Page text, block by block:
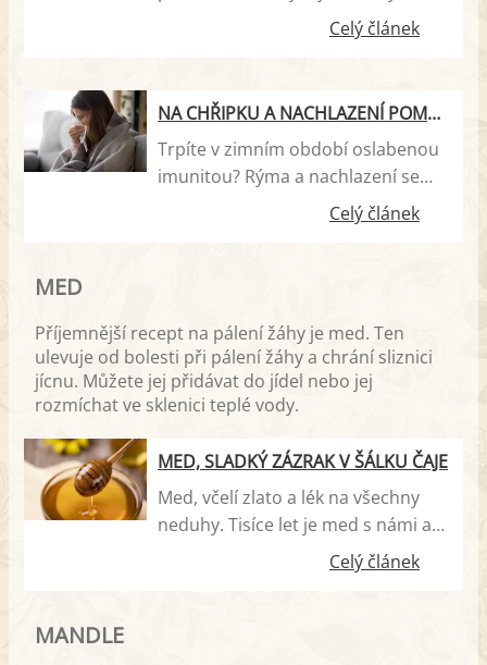
řadící se do čeledi amarylkovitých, a
podzim. Pochází ze střední Asie,
původní vlastí je Mongolsko a
Kirgizské stepi, odtud putoval do
Číny. Ve velkém se pěstoval také v
Egyptě, Řecku i Římě. Česnek se
Celý článek
NA CHŘIPKU A NACHLAZENÍ POMŮŽE ČAJ Z RÝMOVNÍKU, ČESNEK NEBO HLÍVA ÚSTŘIČNÁ
Trpíte v zimním období oslabenou
imunitou? Rýma a nachlazení se
vám většinou nevyhnou a vy k léčbě
užíváte farmaceutické produkty,
doma v originálním a na vitamíny
mnohem bohatším balení.
Celý článek
MED
Příjemnější recept na pálení žáhy je med. Ten
ulevuje od bolesti při pálení žáhy a chrání sliznici
jícnu. Můžete jej přidávat do jídel nebo jej
rozmíchat ve sklenici teplé vody.
MED, SLADKÝ ZÁZRAK V ŠÁLKU ČAJE
Med, včelí zlato a lék na všechny
neduhy. Tisíce let je med s námi a
pomáhá při léčbě kašle,
žaludečních vředů i nespavosti. Co
Celý článek
MANDLE